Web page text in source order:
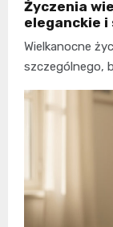
Życzenia
eleganckie i
Wielkanocne
szczególnego,